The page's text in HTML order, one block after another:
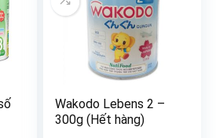
Wakodo Lebens 2 –
300g (Hết hàng)